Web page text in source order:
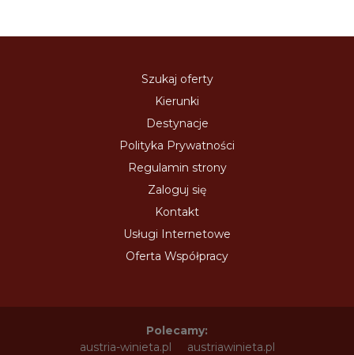
Szukaj oferty
Kierunki
Destynacje
Polityka Prywatności
Regulamin strony
Zaloguj się
Kontakt
Usługi Internetowe
Oferta Współpracy
Polecamy:
austria-winieta.pl
austriawinieta.pl